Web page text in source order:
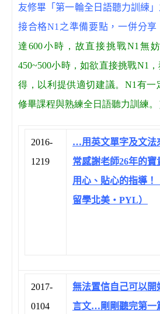
友修畢「第一輪全日語聽力訓練
接合格N1之準備要點，一併分享
達600小時，故直接挑戰N1無
450~500小時，如欲直接挑戰N1
得，以利提供適切建議。N1有一
修畢課程與熟練全日語聽力訓練。
2016-
1219
…用英文單字及文
常感謝老師26年的
用心、貼心的指導
留學北美‧PYL）
2017-
0104
無法置信自己可以開
言文…剛剛聽完第一